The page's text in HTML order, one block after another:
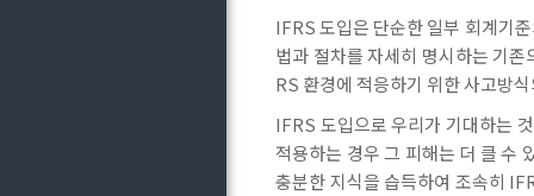
IFRS 도입은 단순한 일부 회계기
법과 절차를 자세히 명시하는 기
RS 환경에 적응하기 위한 사고방
IFRS 도입으로 우리가 기대하는
적용하는 경우 그 피해는 더 클 수
충분한 지식을 습득하여 조속히